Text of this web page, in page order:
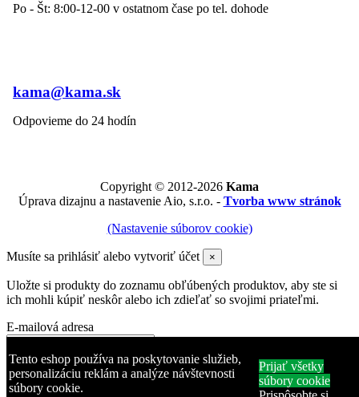
Tento eshop používa na poskytovanie služieb,
personalizáciu reklám a analýze návštevnosti
súbory cookie.
Prijať všetky
súbory cookie
Po - Št: 8:00-12-00 v ostatnom čase po tel. dohode
kama@kama.sk
Odpovieme do 24 hodín
Copyright © 2012-2026 Kama
Úprava dizajnu a nastavenie Aio, s.r.o. - Tvorba www stránok
(Nastavenie súborov cookie)
Musíte sa prihlásiť alebo vytvoriť účet ×
Uložte si produkty do zoznamu obľúbených produktov, aby ste si
ich mohli kúpiť neskôr alebo ich zdieľať so svojimi priateľmi.
E-mailová adresa
Heslo
Zabudli ste heslo?